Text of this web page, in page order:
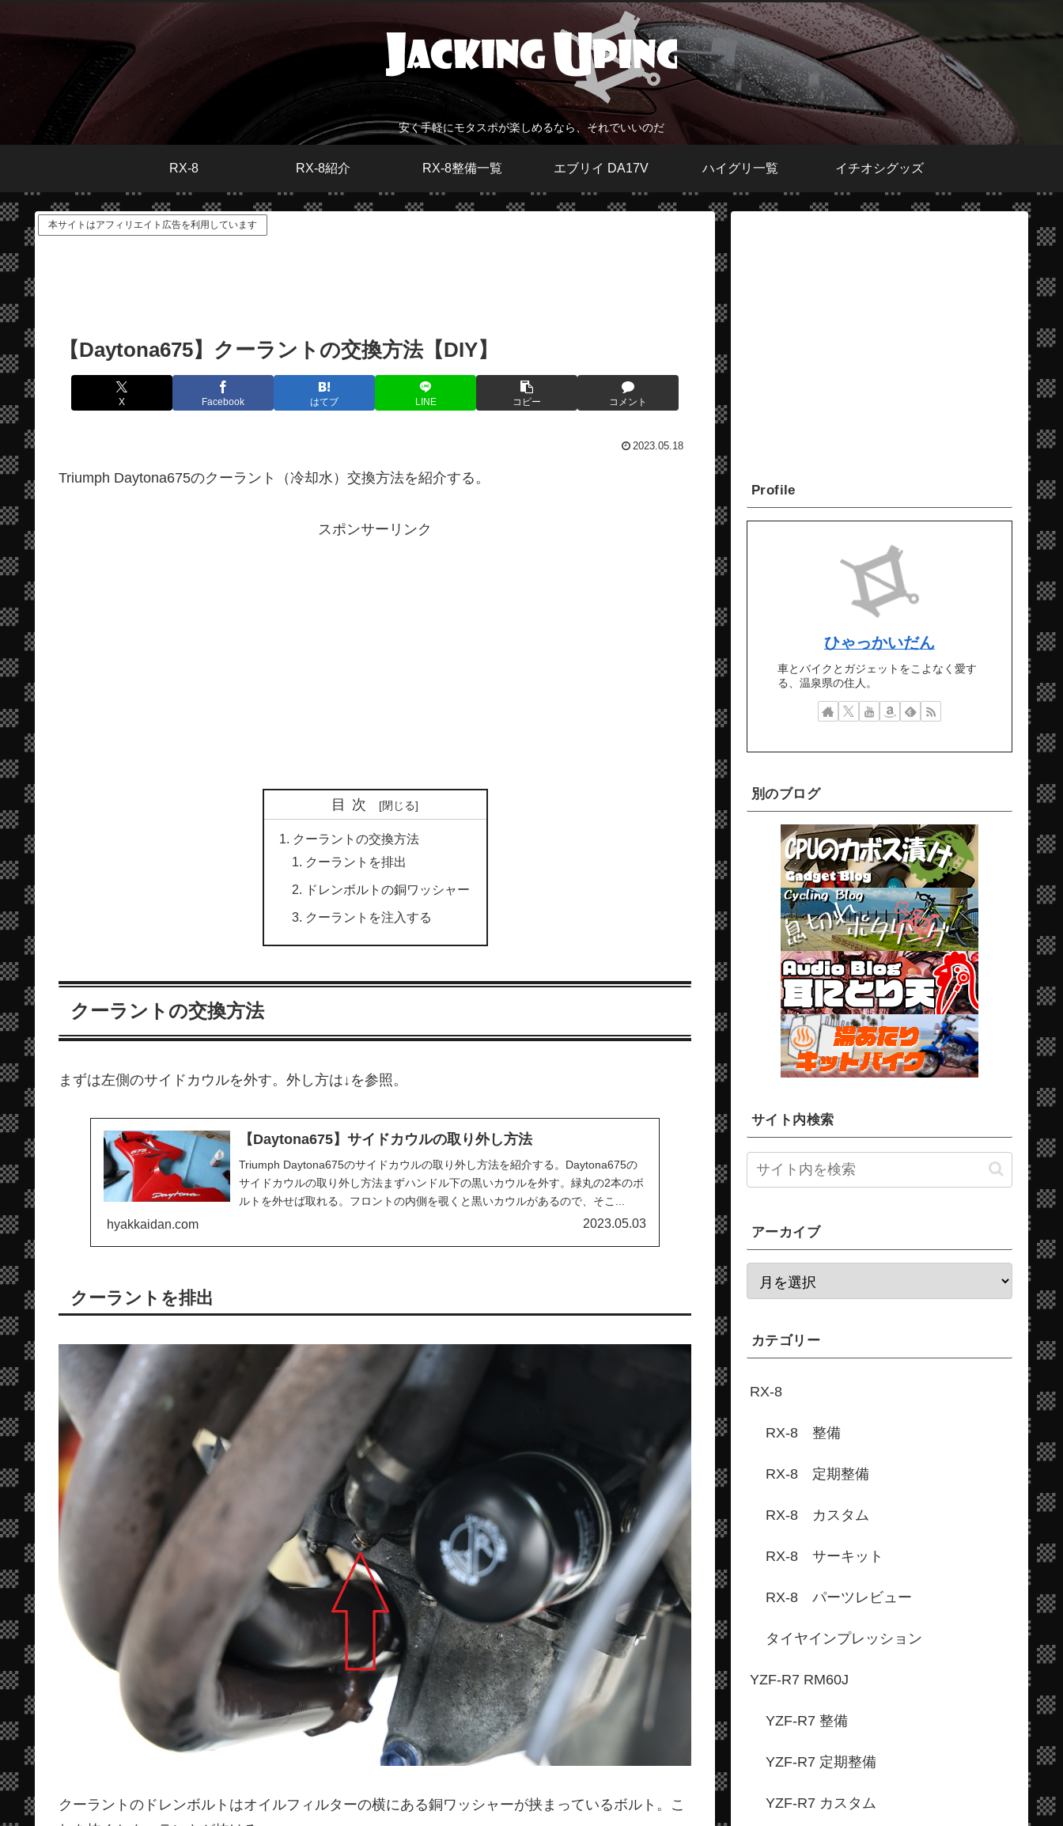
安く手軽にモタスポが楽しめるなら、それでいいのだ
RX-8 RX-8紹介 RX-8整備一覧 エブリイ DA17V ハイグリ一覧 イチオシグッズ
本サイトはアフィリエイト広告を利用しています
【Daytona675】クーラントの交換方法【DIY】
X Facebook はてブ LINE コピー コメント
2023.05.18
Triumph Daytona675のクーラント（冷却水）交換方法を紹介する。
スポンサーリンク
目次
クーラントの交換方法
クーラントを排出
ドレンボルトの銅ワッシャー
クーラントを注入する
クーラントの交換方法
まずは左側のサイドカウルを外す。外し方は↓を参照。
【Daytona675】サイドカウルの取り外し方法
Triumph Daytona675のサイドカウルの取り外し方法を紹介する。Daytona675の
サイドカウルの取り外し方法まずハンドル下の黒いカウルを外す。緑丸の2本のボ
ルトを外せば取れる。フロントの内側を覗くと黒いカウルがあるので、そこ...
hyakkaidan.com 2023.05.03
クーラントを排出
クーラントのドレンボルトはオイルフィルターの横にある銅ワッシャーが挟まっているボルト。こ
Profile
ひゃっかいだん
車とバイクとガジェットをこよなく愛す
る、温泉県の住人。
別のブログ
サイト内検索
アーカイブ
カテゴリー
RX-8
RX-8 整備
RX-8 定期整備
RX-8 カスタム
RX-8 サーキット
RX-8 パーツレビュー
タイヤインプレッション
YZF-R7 RM60J
YZF-R7 整備
YZF-R7 定期整備
YZF-R7 カスタム